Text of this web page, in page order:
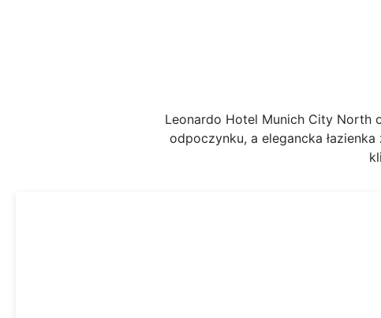
Leonardo Hotel Munich City North
odpoczynku, a elegancka